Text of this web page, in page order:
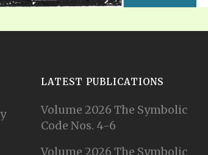
LATEST PUBLICATIONS
Volume 2026 The Symbolic
Code Nos. 4-6
Volume 2026 The Symbolic